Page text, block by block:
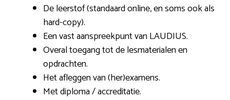
De leerstof (standaard online, en soms ook als
hard-copy).
Een vast aanspreekpunt van LAUDIUS.
Overal toegang tot de lesmaterialen en
opdrachten.
Het afleggen van (her)examens.
Met diploma / accreditatie.